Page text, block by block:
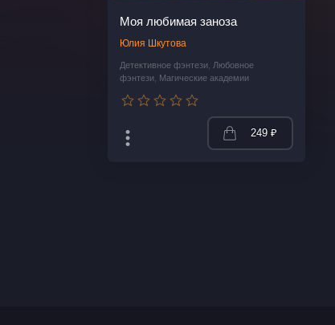
Моя любимая заноза
Юлия Шкутова
Детективное фэнтези Любовное
фэнтези
Магические академии
249 ₽